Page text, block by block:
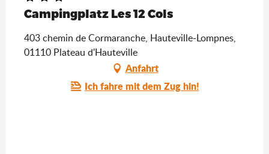
Campingplatz Les 12 Cols
403 chemin de Cormaranche, Hauteville-Lompnes,
01110 Plateau d'Hauteville
Anfahrt
Ich fahre mit dem Zug hin!